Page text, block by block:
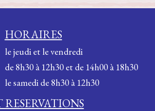
HORAIRES
le jeudi et le vendredi
de 8h30 à 12h30 et de 14h00 à 18h30
le samedi de 8h30 à 12h30